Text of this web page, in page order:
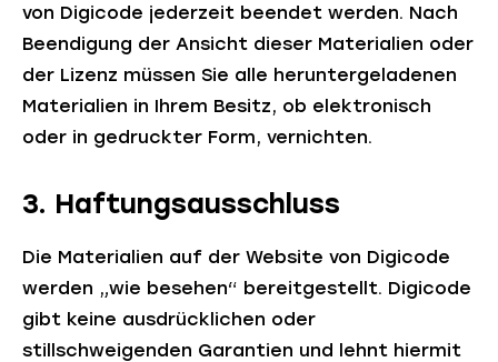
von Digicode jederzeit beendet werden. Nach
Beendigung der Ansicht dieser Materialien oder
der Lizenz müssen Sie alle heruntergeladenen
Materialien in Ihrem Besitz, ob elektronisch
oder in gedruckter Form, vernichten.
3. Haftungsausschluss
Die Materialien auf der Website von Digicode
werden „wie besehen“ bereitgestellt. Digicode
gibt keine ausdrücklichen oder
stillschweigenden Garantien und lehnt hiermit